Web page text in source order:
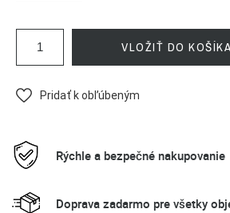
VLOŽIŤ DO KOŠÍKA
Pridať k obľúbeným
Rýchle a bezpečné nakupovanie
Doprava zadarmo pre všetky